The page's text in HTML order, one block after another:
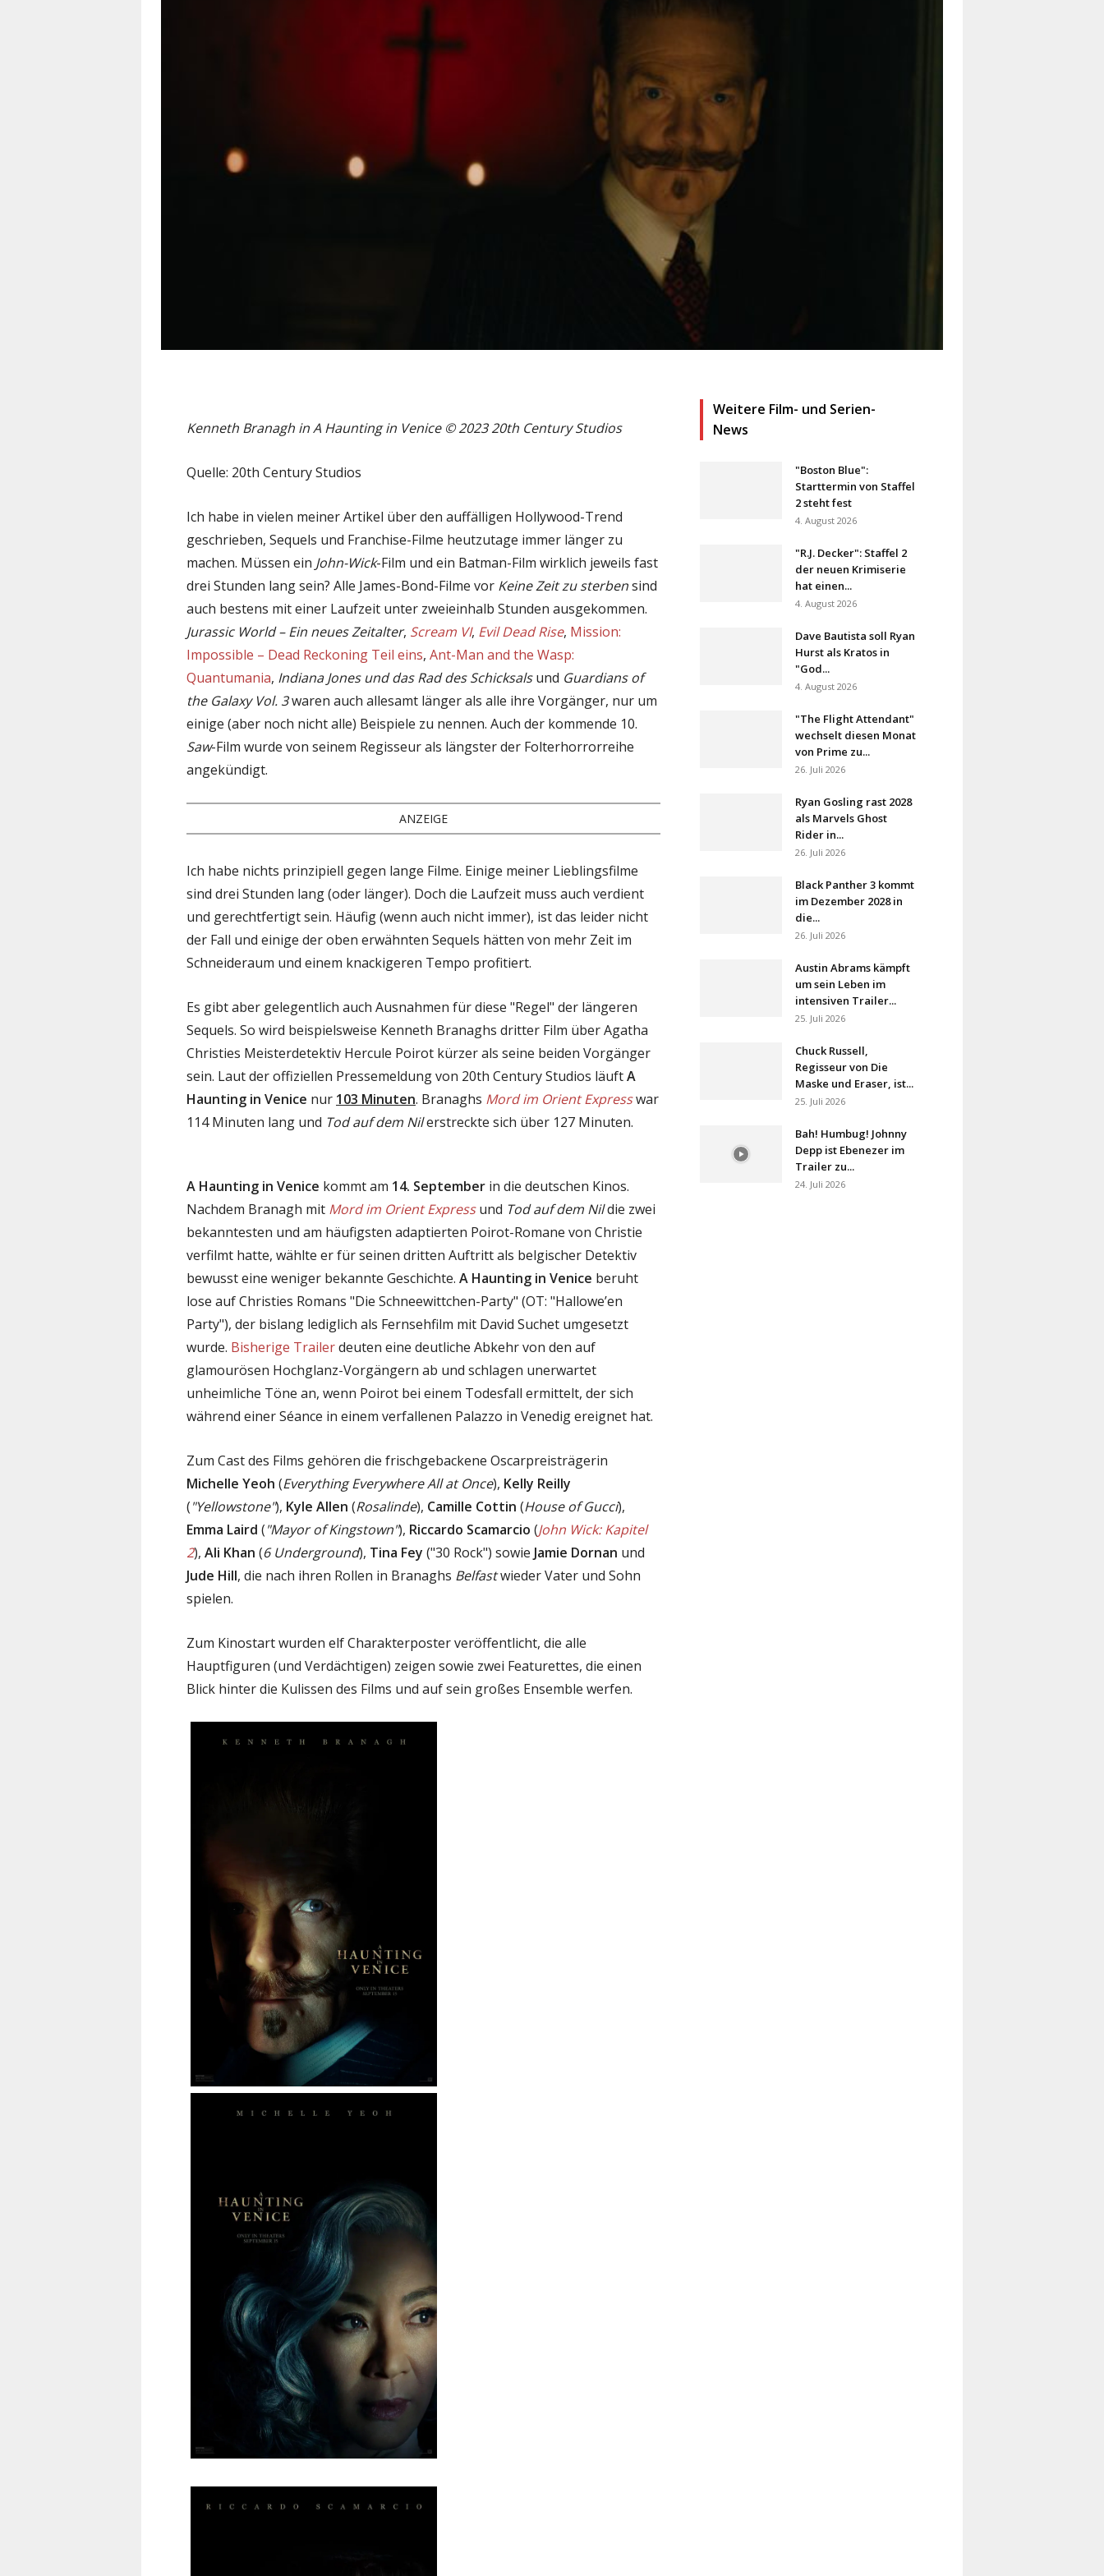
Kenneth Branagh in A Haunting in Venice © 2023 20th Century Studios
Quelle: 20th Century Studios
Ich habe in vielen meiner Artikel über den auffälligen Hollywood-Trend
geschrieben, Sequels und Franchise-Filme heutzutage immer länger zu
machen. Müssen ein John-Wick-Film und ein Batman-Film wirklich jeweils fast
drei Stunden lang sein? Alle James-Bond-Filme vor Keine Zeit zu sterbensind
auch bestens mit einer Laufzeit unter zweieinhalb Stunden ausgekommen.
Jurassic World – Ein neues Zeitalter, Scream VI, Evil Dead Rise, Mission:
Impossible – Dead Reckoning Teil eins, Ant-Man and the Wasp:
Quantumania, Indiana Jones und das Rad des Schicksalsund Guardians of
the Galaxy Vol. 3waren auch allesamt länger als alle ihre Vorgänger, nur um
einige (aber noch nicht alle) Beispiele zu nennen. Auch der kommende 10.
Saw-Film wurde von seinem Regisseur als längster der Folterhorrorreihe
angekündigt.
ANZEIGE
Ich habe nichts prinzipiell gegen lange Filme. Einige meiner Lieblingsfilme
sind drei Stunden lang (oder länger). Doch die Laufzeit muss auch verdient
und gerechtfertigt sein. Häufig (wenn auch nicht immer), ist das leider nicht
der Fall und einige der oben erwähnten Sequels hätten von mehr Zeit im
Schneideraum und einem knackigeren Tempo profitiert.
Es gibt aber gelegentlich auch Ausnahmen für diese "Regel" der längeren
Sequels. So wird beispielsweise Kenneth Branaghs dritter Film über Agatha
Christies Meisterdetektiv Hercule Poirot kürzer als seine beiden Vorgänger
sein. Laut der offiziellen Pressemeldung von 20th Century Studios läuftA
Haunting in Venice nur 103 Minuten. Branaghs Mord im Orient Expresswar
114 Minuten lang und Tod auf dem Nilerstreckte sich über 127 Minuten.
A Haunting in Venice kommt am 14. September in die deutschen Kinos.
Nachdem Branagh mit Mord im Orient Expressund Tod auf dem Nildie zwei
bekanntesten und am häufigsten adaptierten Poirot-Romane von Christie
verfilmt hatte, wählte er für seinen dritten Auftritt als belgischer Detektiv
bewusst eine weniger bekannte Geschichte. A Haunting in Venice beruht
lose auf Christies Romans "Die Schneewittchen-Party" (OT: "Hallowe’en
Party"), der bislang lediglich als Fernsehfilm mit David Suchet umgesetzt
wurde. Bisherige Trailerdeuten eine deutliche Abkehr von den auf
glamourösen Hochglanz-Vorgängern ab und schlagen unerwartet
unheimliche Töne an, wenn Poirot bei einem Todesfall ermittelt, der sich
während einer Séance in einem verfallenen Palazzo in Venedig ereignet hat.
Zum Cast des Films gehören die frischgebackene Oscarpreisträgerin
Michelle Yeoh (Everything Everywhere All at Once), Kelly Reilly
("Yellowstone"), Kyle Allen (Rosalinde), Camille Cottin (House of Gucci),
Emma Laird ("Mayor of Kingstown"), Riccardo Scamarcio (John Wick: Kapitel
2), Ali Khan (6 Underground), Tina Fey ("30 Rock") sowie Jamie Dornan und
Jude Hill, die nach ihren Rollen in Branaghs Belfastwieder Vater und Sohn
spielen.
Zum Kinostart wurden elf Charakterposter veröffentlicht, die alle
Hauptfiguren (und Verdächtigen) zeigen sowie zwei Featurettes, die einen
Blick hinter die Kulissen des Films und auf sein großes Ensemble werfen.
Weitere Film- und Serien-
News
"Boston Blue":
Starttermin von Staffel
2 steht fest
4. August 2026
"R.J. Decker": Staffel 2
der neuen Krimiserie
hat einen...
4. August 2026
Dave Bautista soll Ryan
Hurst als Kratos in
"God...
4. August 2026
"The Flight Attendant"
wechselt diesen Monat
von Prime zu...
26. Juli 2026
Ryan Gosling rast 2028
als Marvels Ghost
Rider in...
26. Juli 2026
Black Panther 3 kommt
im Dezember 2028 in
die...
26. Juli 2026
Austin Abrams kämpft
um sein Leben im
intensiven Trailer...
25. Juli 2026
Chuck Russell,
Regisseur von Die
Maske und Eraser, ist...
25. Juli 2026
Bah! Humbug! Johnny
Depp ist Ebenezer im
Trailer zu...
24. Juli 2026